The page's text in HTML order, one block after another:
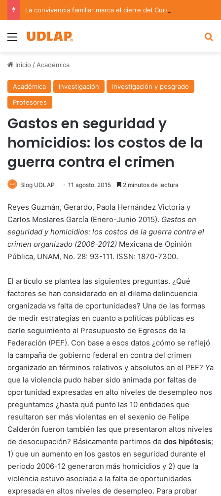
Menu
Inicio / Académica
Académica Investigación
Investigación y posgrado
Profesores
Gastos en seguridad y
homicidios: los costos de la
guerra contra el crimen
Blog UDLAP 11 agosto, 2015 2 minutos de lectura
Reyes Guzmán, Gerardo, Paola Hernández Victoria y
Carlos Moslares García (Enero-Junio 2015). Gastos en
seguridad y homicidios: los costos de la guerra contra el
crimen organizado (2006-2012) Mexicana de Opinión
Pública, UNAM, No. 28: 93-111. ISSN: 1870-7300.
El artículo se plantea las siguientes preguntas. ¿Qué
factores se han considerado en el dilema delincuencia
organizada vs falta de oportunidades? Una de las formas
de medir estrategias en cuanto a políticas públicas es
darle seguimiento al Presupuesto de Egresos de la
Federación (PEF). Con base a esos datos ¿cómo se reflejó
la campaña de gobierno federal en contra del crimen
organizado en términos relativos y absolutos en el PEF? Ya
que la violencia pudo haber sido animada por faltas de
oportunidad expresadas en alto niveles de desempleo nos
preguntamos ¿hasta qué punto las 10 entidades que
resultaron ser más violentas en el sexenio de Felipe
Calderón fueron también las que presentaron altos niveles
de desocupación? Básicamente partimos de dos hipótesis;
1) que un aumento en los gastos en seguridad durante el
periodo 2006-12 generaron más homicidios y 2) que la
violencia estuvo asociada a la falta de oportunidades
expresada en altos niveles de desempleo. Para probar